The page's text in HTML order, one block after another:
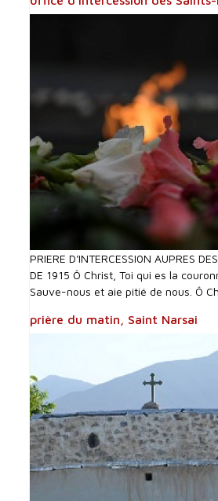
PRIERE D'INTERCESSI0N AUPRES
DE 1915 Ô Christ, Toi qui es la
Sauve-nous et aie pitié de nous. Ô
prière du matin, Saint Narsai